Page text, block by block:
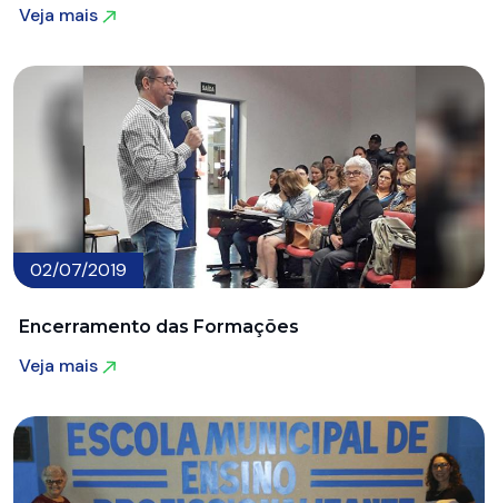
Veja mais
02/07/2019
Encerramento das Formações
Veja mais